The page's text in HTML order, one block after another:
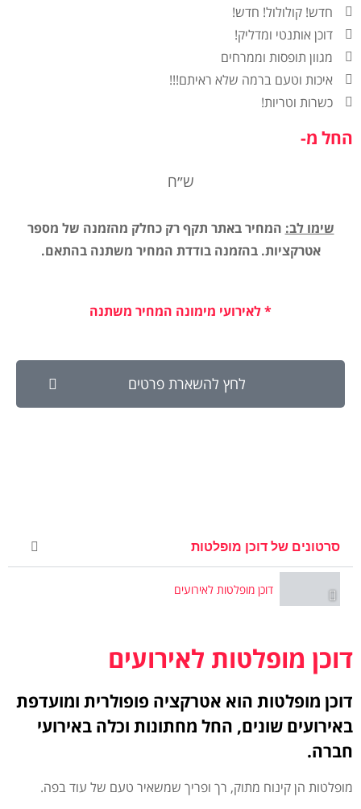
חדש! קולולול! חדש!
דוכן אותנטי ומדליק!
מגוון תופסות וממרחים
איכות וטעם ברמה שלא ראיתם!!!
כשרות וטריות!
החל מ-
ש״ח
שימו לב: המחיר באתר תקף רק כחלק מהזמנה של מספר
אטרקציות. בהזמנה בודדת המחיר משתנה בהתאם.
* לאירועי מימונה המחיר משתנה
לחץ להשארת פרטים
סרטונים של דוכן מופלטות
דוכן מופלטות לאירועים
דוכן מופלטות לאירועים
דוכן מופלטות הוא אטרקציה פופולרית ומועדפת
באירועים שונים, החל מחתונות וכלה באירועי
חברה.
מופלטות הן קינוח מתוק, רך ופריך שמשאיר טעם של עוד בפה.